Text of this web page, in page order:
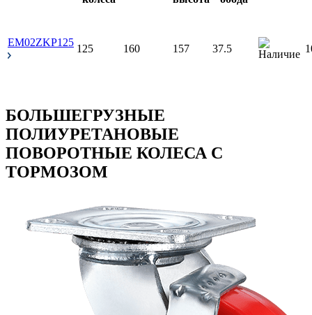
EM02ZKP125
125 160 157 37.5
БОЛЬШЕГРУЗНЫЕ
ПОЛИУРЕТАНОВЫЕ
ПОВОРОТНЫЕ КОЛЕСА С
ТОРМОЗОМ